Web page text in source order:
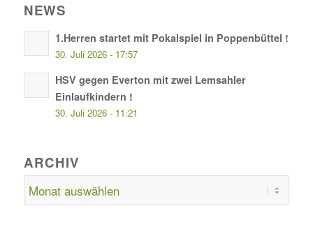
NEWS
1.Herren startet mit Pokalspiel in Poppenbüttel !
30. Juli 2026 - 17:57
HSV gegen Everton mit zwei Lemsahler
Einlaufkindern !
30. Juli 2026 - 11:21
ARCHIV